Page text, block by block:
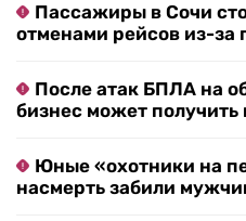
Пассажиры в Сочи
отменами рейсов из-за
После атак БПЛА на
бизнес может получить
Юные «охотники на
насмерть забили